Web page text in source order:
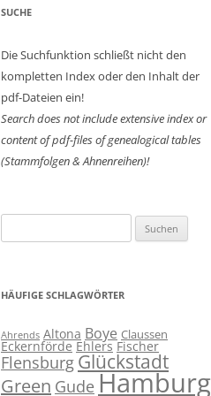
SUCHE
Die Suchfunktion schließt nicht den
kompletten Index oder den Inhalt der
pdf-Dateien ein!
Search does not include extensive index or
content ofpdf-files of genealogical tables
(Stammfolgen & Ahnenreihen)!
nach:
HÄUFIGE SCHLAGWÖRTER
Ahrends Altona Boye Claussen
Eckernförde Ehlers Fischer
Flensburg Glückstadt
Green Gude Hamburg